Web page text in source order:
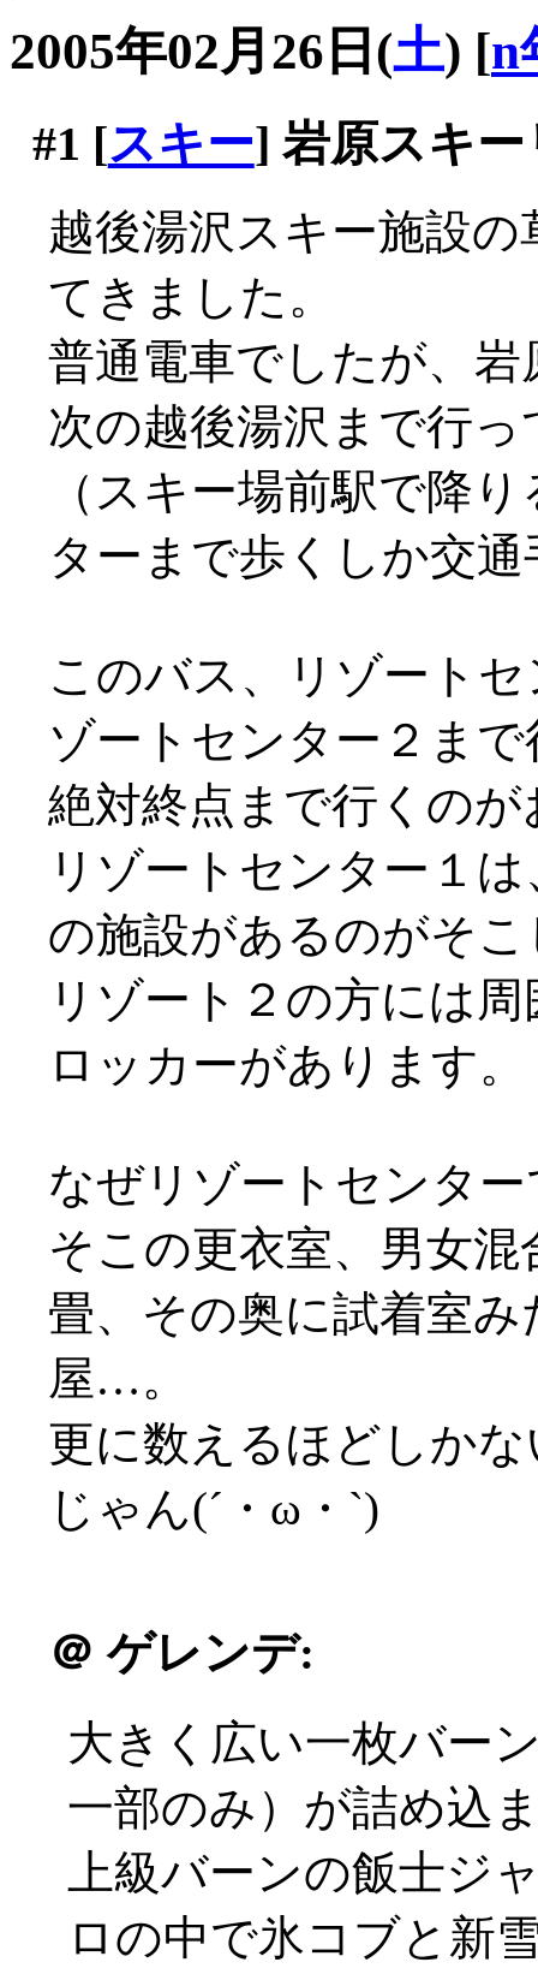
2005年02月26日(土) [n
#1 [スキー] 岩原スキ
越後湯沢スキー施設
てきました。
普通電車でしたが、
次の越後湯沢まで行っ
（スキー場前駅で降
ターまで歩くしか交
このバス、リゾート
ゾートセンター２ま
絶対終点まで行くのが
リゾートセンター１
の施設があるのがそ
リゾート２の方には
ロッカーがあります。
なぜリゾートセンタ
そこの更衣室、男女
畳、その奥に試着室
屋…。
更に数えるほどしか
じゃん(´・ω・`)
＠ ゲレンデ:
大きく広い一枚バー
一部のみ）が詰め込
上級バーンの飯士ジ
ロの中で氷コブと新